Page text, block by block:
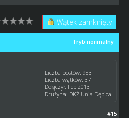
Wątek zamknięty
Tryb normalny
Liczba postów: 983
Liczba wątków: 37
Dołączył: Feb 2013
Drużyna: DKŻ Unia Dębica
#15